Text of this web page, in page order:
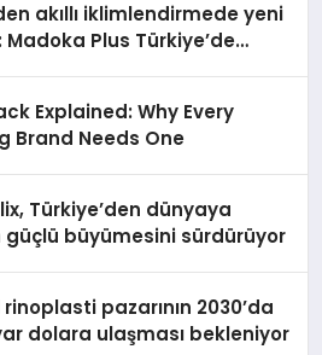
akıllı iklimlendirmede yeni
Plus Türkiye’de
kullanıcı dostu tasarımıyla
donatılmış son modeli
ünitesi Madoka Plus
satışa sunuldu. Tam
ekranı, mobil uygulama
akıllı sensör entegrasyonu
iklimlendirme sistemlerinin
daha kolay, konforlu ve
getiriyor. Enerji
artırırken modern yaşam
Explained: Why Every
Brand Needs One
Türkiye’den dünyaya
güçlü büyümesini sürdürüyor
pazarının 2030’da
dolara ulaşması bekleniyor